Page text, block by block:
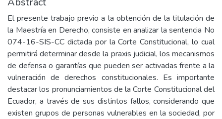
El presente trabajo previo a la obtención de la titulación de
la Maestría en Derecho, consiste en analizar la sentencia No
074-16-SIS-CC dictada por la Corte Constitucional, lo cual
permitirá determinar desde la praxis judicial, los mecanismos
de defensa o garantías que pueden ser activadas frente a la
vulneración de derechos constitucionales. Es importante
destacar los pronunciamientos de la Corte Constitucional del
Ecuador, a través de sus distintos fallos, considerando que
existen grupos de personas vulnerables en la sociedad, por